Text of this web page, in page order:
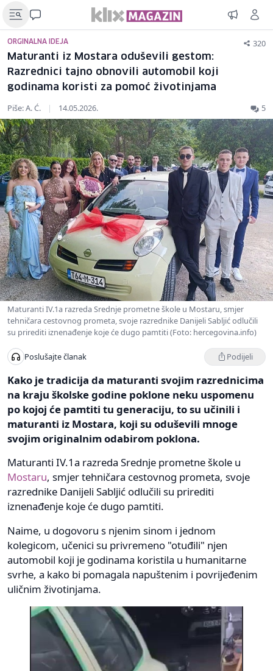
ORGINALNA IDEJA 320
Maturanti iz Mostara oduševili gestom:
Razrednici tajno obnovili automobil koji
godinama koristi za pomoć životinjama
Piše: A. Ć. | 14.05.2026. 5
Maturanti IV.1a razreda Srednje prometne škole u Mostaru, smjer
tehničara cestovnog prometa, svoje razrednike Danijeli Sabljić odlučili
su prirediti iznenađenje koje će dugo pamtiti (Foto: hercegovina.info)
Poslušajte članak Podijeli
Kako je tradicija da maturanti svojim razrednicima
na kraju školske godine poklone neku uspomenu
po kojoj će pamtiti tu generaciju, to su učinili i
maturanti iz Mostara, koji su oduševili mnoge
svojim originalnim odabirom poklona.
Maturanti IV.1a razreda Srednje prometne škole u
Mostaru, smjer tehničara cestovnog prometa, svoje
razrednike Danijeli Sabljić odlučili su prirediti
iznenađenje koje će dugo pamtiti.
Naime, u dogovoru s njenim sinom i jednom
kolegicom, učenici su privremeno "otuđili" njen
automobil koji je godinama koristila u humanitarne
svrhe, a kako bi pomagala napuštenim i povrijeđenim
uličnim životinjama.